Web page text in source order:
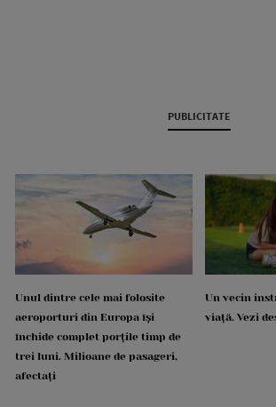
PUBLICITATE
Unul dintre cele mai folosite
aeroporturi din Europa își
închide complet porțile timp de
trei luni. Milioane de pasageri,
afectați
Un vecin
viață. Vezi